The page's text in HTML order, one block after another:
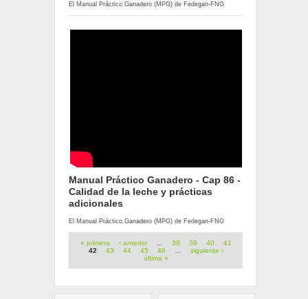
El Manual Práctico Ganadero (MPG) de Fedegan-FNG
Manual Práctico Ganadero - Cap 86 -
Calidad de la leche y prácticas
adicionales
El Manual Práctico Ganadero (MPG) de Fedegan-FNG
Páginas
« primera ‹ anterior … 38 39 40
41
42
43 44 45 46 …
siguiente ›
última »